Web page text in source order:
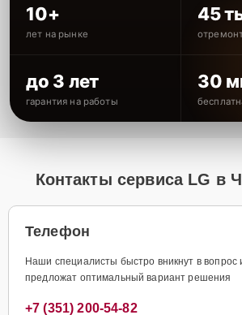
10+
лет на рынке
45
до 3 лет
гарантия на работы
30
Контакты сервиса LG в
Телефон
Наши специалисты быстро вникнут в вопрос
предложат оптимальный вариант решения
+7 (351) 200-54-82